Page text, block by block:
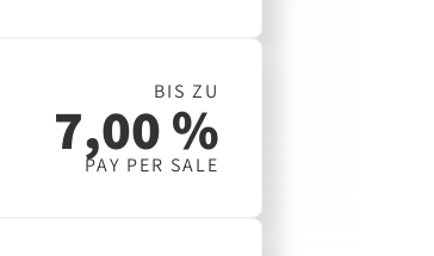
BIS ZU
7,00 %
PAY PER SALE